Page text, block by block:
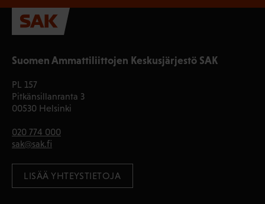
Suomen Ammattiliittojen Keskusjärjestö SAK
PL 157
Pitkänsillanranta 3
00530 Helsinki
020 774 000
sak@sak.fi
LISÄÄ YHTEYSTIETOJA